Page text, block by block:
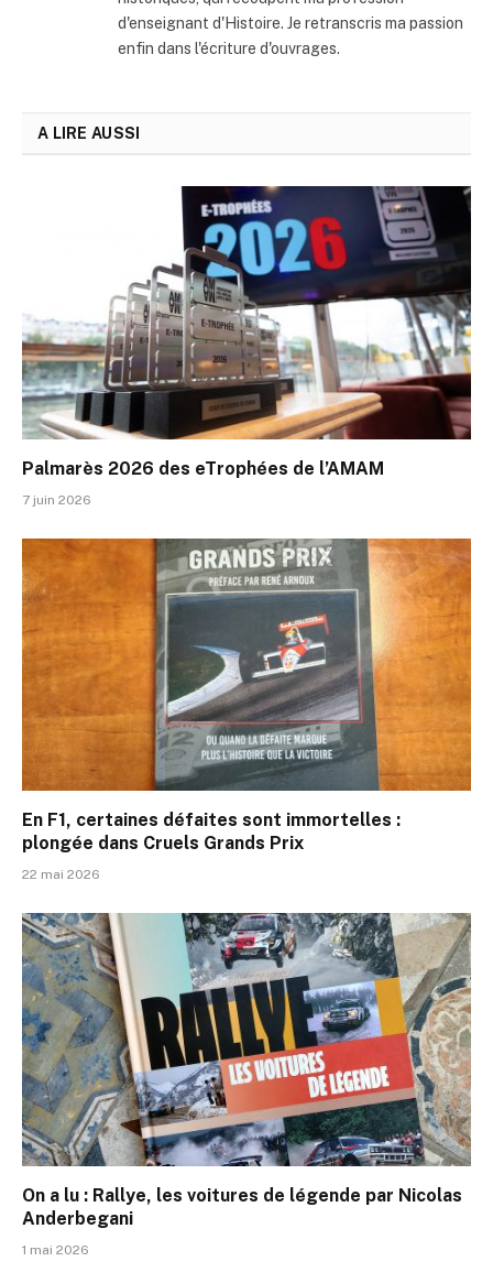
d'enseignant d'Histoire. Je retranscris ma passion
enfin dans l'écriture d'ouvrages.
A LIRE AUSSI
Palmarès 2026 des eTrophées de l’AMAM
7 juin 2026
En F1, certaines défaites sont immortelles :
plongée dans Cruels Grands Prix
22 mai 2026
On a lu : Rallye, les voitures de légende par Nicolas
Anderbegani
1 mai 2026